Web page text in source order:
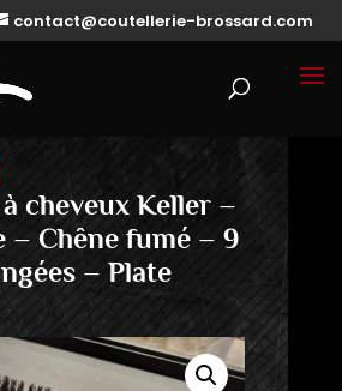
contact@coutellerie-brossard.com
cheveux Keller –
– Chêne fumé – 9
– Plate